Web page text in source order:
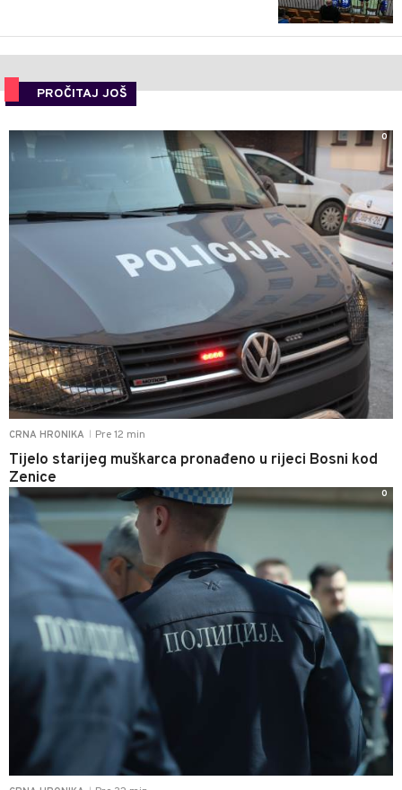
PROČITAJ JOŠ
CRNA HRONIKA Pre 12 min
Tijelo starijeg muškarca pronađeno u rijeci Bosni kod
Zenice
0
0